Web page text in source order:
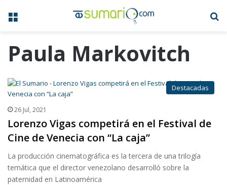
Menú
Paula Markovitch
Destacadas
26 Jul, 2021
Lorenzo Vigas competirá en el Festival de
Cine de Venecia con “La caja”
La producción cinematográfica es la tercera de una trilogía
temática que el director venezolano desarrolló sobre la
paternidad en Latinoamérica